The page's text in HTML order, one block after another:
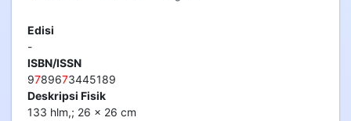
Edisi
-
ISBN/ISSN
9789673445189
Deskripsi Fisik
133 hlm,; 26 x 26 cm